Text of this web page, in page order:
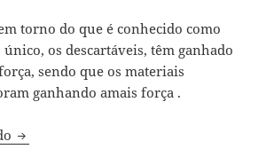
torno do que é conhecido como
os descartáveis, têm ganhado
sendo que os materiais
ganhando amais força .
Sacolas reutilizáveis: entenda as